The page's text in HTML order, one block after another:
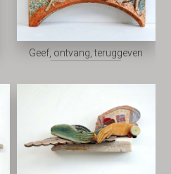
Geef, ontvang, teruggeven